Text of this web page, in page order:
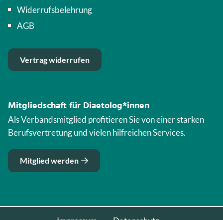
Widerrufsbelehrung
AGB
Vertrag widerrufen
Mitgliedschaft für Diaetolog*innen
Als Verbandsmitglied profitieren Sie von einer starken
Berufsvertretung und vielen hilfreichen Services.
Mitglied werden